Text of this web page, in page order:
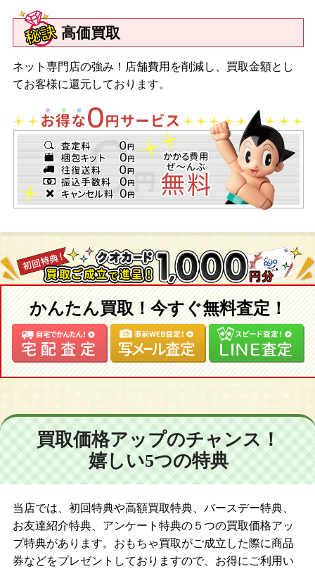
高価買取
ネット専門店の強み！店舗費用を削減し、買取金額とし
てお客様に還元しております。
かんたん買取！今すぐ無料査定！
買取価格アップのチャンス！
嬉しい5つの特典
当店では、初回特典や高額買取特典、バースデー特典、
お友達紹介特典、アンケート特典の５つの買取価格アッ
プ特典があります。おもちゃ買取がご成立した際に商品
券などをプレゼントしておりますので、お得にご利用い